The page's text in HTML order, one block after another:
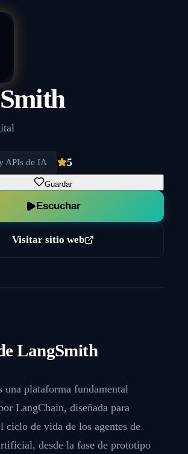
APIs de IA 5
Guardar
Escuchar
Visitar sitio web
LangSmith
una plataforma fundamental
LangChain, diseñada para
ciclo de vida de los agentes de
desde la fase de prototipo